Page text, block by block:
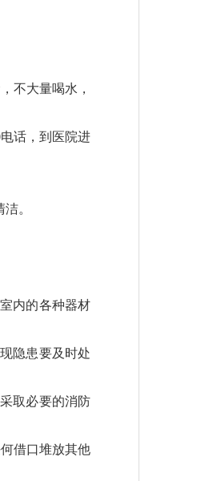
不大量喝水，
话，到医院进
。
内的各种器材
隐患要及时处
取必要的消防
借口堆放其他